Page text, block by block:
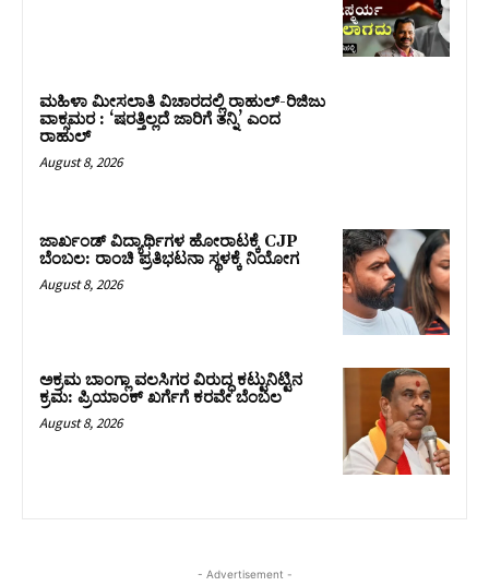
ಮಹಿಳಾ ಮೀಸಲಾತಿ ವಿಚಾರದಲ್ಲಿ ರಾಹುಲ್‌-ರಿಜಿಜು
ವಾಕ್ಸಮರ : ‘ಷರತ್ತಿಲ್ಲದೆ ಜಾರಿಗೆ ತನ್ನಿ’ ಎಂದ
ರಾಹುಲ್‌
August 8, 2026
ಜಾರ್ಖಂಡ್‌ ವಿದ್ಯಾರ್ಥಿಗಳ ಹೋರಾಟಕ್ಕೆ CJP
ಬೆಂಬಲ: ರಾಂಚಿ ಪ್ರತಿಭಟನಾ ಸ್ಥಳಕ್ಕೆ ನಿಯೋಗ
August 8, 2026
ಅಕ್ರಮ ಬಾಂಗ್ಲಾ ವಲಸಿಗರ ವಿರುದ್ಧ ಕಟ್ಟುನಿಟ್ಟಿನ
ಕ್ರಮ: ಪ್ರಿಯಾಂಕ್ ಖರ್ಗೆಗೆ ಕರವೇ ಬೆಂಬಲ
August 8, 2026
- Advertisement -